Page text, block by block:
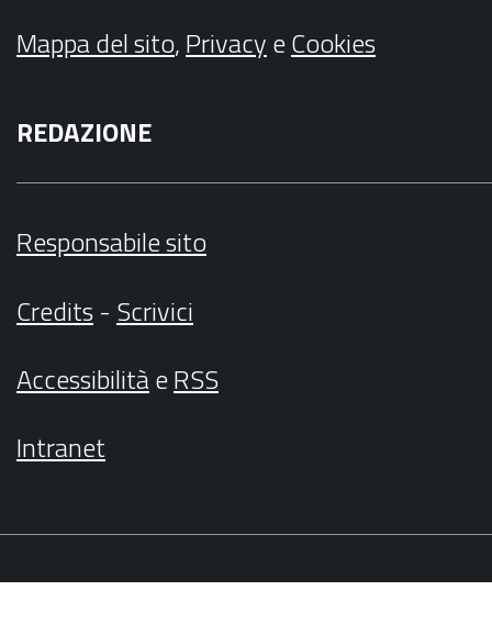
Mappa del sito,PrivacyeCookies
REDAZIONE
Responsabile sito
Credits- Scrivici
AccessibilitàeRSS
Intranet